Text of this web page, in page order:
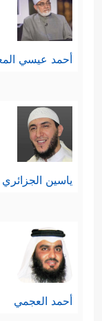
أحمد عيسي
ياسين الجزائري
أحمد العجمي